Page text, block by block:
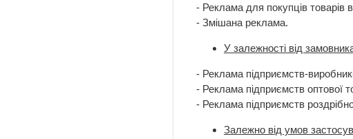
- Реклама для покупців товарів
- Змішана реклама.
У залежності від
- Реклама підприємств-
- Реклама підприємств оптової
- Реклама підприємств
Залежно від умов